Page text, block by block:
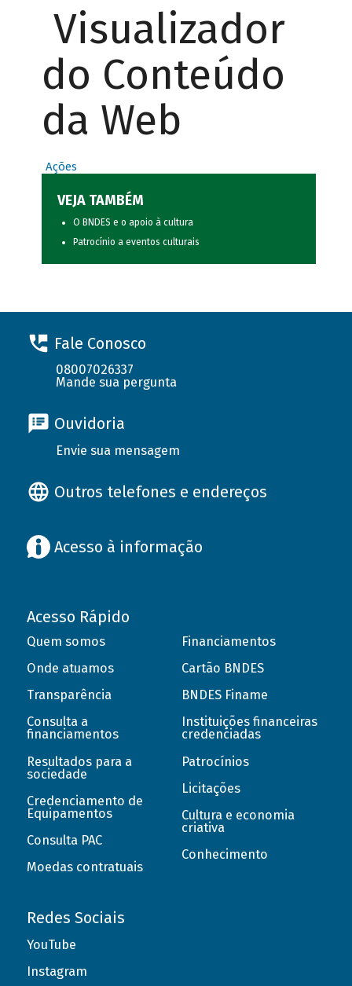
Visualizador
do Conteúdo
da Web
Ações
VEJA TAMBÉM
O BNDES e o apoio à cultura
Patrocínio a eventos culturais
Fale Conosco
08007026337
Mande sua pergunta
Ouvidoria
Envie sua mensagem
Outros telefones e endereços
Acesso à informação
Acesso Rápido
Quem somos
Onde atuamos
Transparência
Consulta a
financiamentos
Resultados para a
sociedade
Credenciamento de
Equipamentos
Consulta PAC
Moedas contratuais
Financiamentos
Cartão BNDES
BNDES Finame
Instituições financeiras
credenciadas
Patrocínios
Licitações
Cultura e economia
criativa
Conhecimento
Redes Sociais
YouTube
Instagram